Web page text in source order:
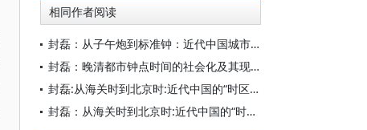
相同作者阅读
封磊：从子午炮到标准钟：近代中国城市公共标准时计的引入与设置
封磊：晚清都市钟点时间的社会化及其现代性
封磊:从海关时到北京时:近代中国的“时区政治”及其嬗替
封磊：从海关时到北京时:近代中国的“时区政治”及其嬗替